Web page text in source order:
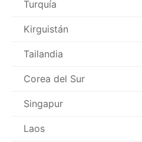
Turquía
Kirguistán
Tailandia
Corea del Sur
Singapur
Laos